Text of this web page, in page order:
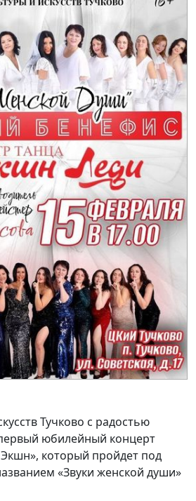
Тучково с радостью
юбилейный концерт
который пройдет под
«Звуки женской души»